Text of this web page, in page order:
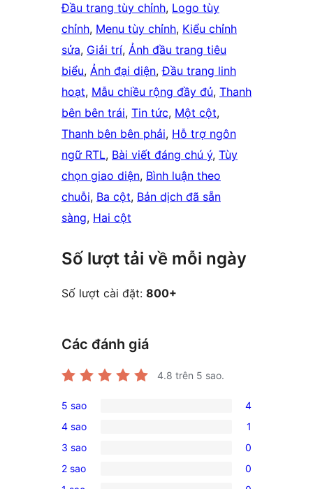
Đầu trang tùy chỉnh, Logo tùy
chỉnh, Menu tùy chỉnh, Kiểu chỉnh
sửa, Giải trí, Ảnh đầu trang tiêu
biểu, Ảnh đại diện, Đầu trang linh
hoạt, Mẫu chiều rộng đầy đủ, Thanh
bên bên trái, Tin tức, Một cột
Thanh bên bên phải, Hỗ trợ ngôn
ngữ RTL, Bài viết đáng chú ý, Tùy
chọn giao diện, Bình luận theo
chuỗi, Ba cột, Bản dịch đã sẵn
sàng, Hai cột
Số lượt tải về mỗi ngày
Số lượt cài đặt: 800+
Các đánh giá
4.8 trên 5 sao.
4
5-
star
reviews
5 sao 4
1
4-
star
4 sao 1
0
3-
3 sao 0
0
2 sao
0